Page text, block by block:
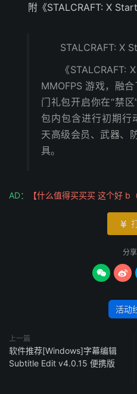
附《STALCRAFT: X
STALCRAFT: X
《STALCRAFT:
MMOFPS 游戏，融
门礼包开启你在“禁
包内包含进行初期行
天高级会员、武器、
具。
AD： 【什么值得买买买 这个好

分
 
活动
上一篇
软件推荐[Windows]字幕编辑
Subtitle Edit v4.0.15 便携版